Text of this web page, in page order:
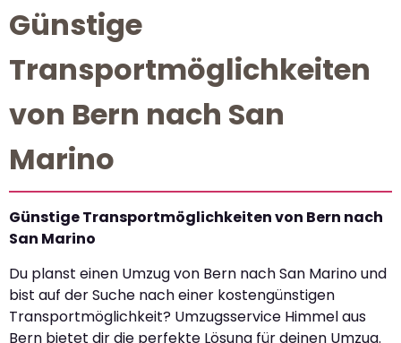
Günstige
Transportmöglichkeiten
von Bern nach San
Marino
Günstige Transportmöglichkeiten von Bern nach
San Marino
Du planst einen Umzug von Bern nach San Marino und
bist auf der Suche nach einer kostengünstigen
Transportmöglichkeit? Umzugsservice Himmel aus
Bern bietet dir die perfekte Lösung für deinen Umzug.